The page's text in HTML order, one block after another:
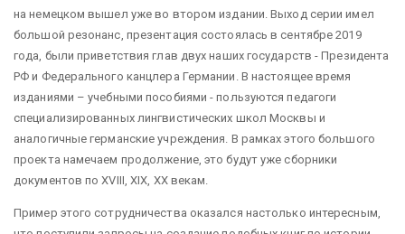
на немецком вышел уже во втором издании. Выход серии имел
большой резонанс, презентация состоялась в сентябре 2019
года, были приветствия глав двух наших государств - Президента
РФ и Федерального канцлера Германии. В настоящее время
изданиями – учебными пособиями - пользуются педагоги
специализированных лингвистических школ Москвы и
аналогичные германские учреждения. В рамках этого большого
проекта намечаем продолжение, это будут уже сборники
документов по XVIII, ХIХ, ХХ векам.
Пример этого сотрудничества оказался настолько интересным,